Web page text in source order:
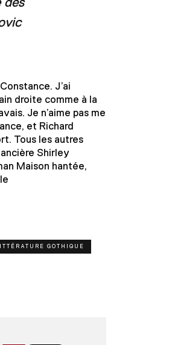
J’ai
droite comme à la
Je n’aime pas me
et Richard
Tous les autres
Shirley
Maison hantée,
GOTHIQUE